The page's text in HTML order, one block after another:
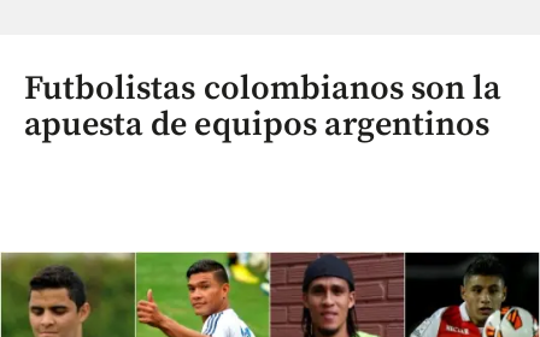
Futbolistas colombianos son la
apuesta de equipos argentinos